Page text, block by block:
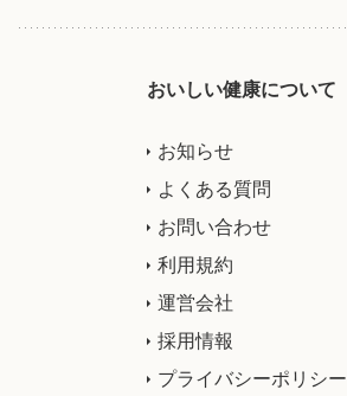
おいしい健康について
お知らせ
よくある質問
お問い合わせ
利用規約
運営会社
採用情報
プライバシーポリシー